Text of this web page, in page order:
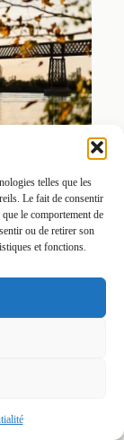
telles que les
Le fait de consentir
le comportement de
ou de retirer son
et fonctions.